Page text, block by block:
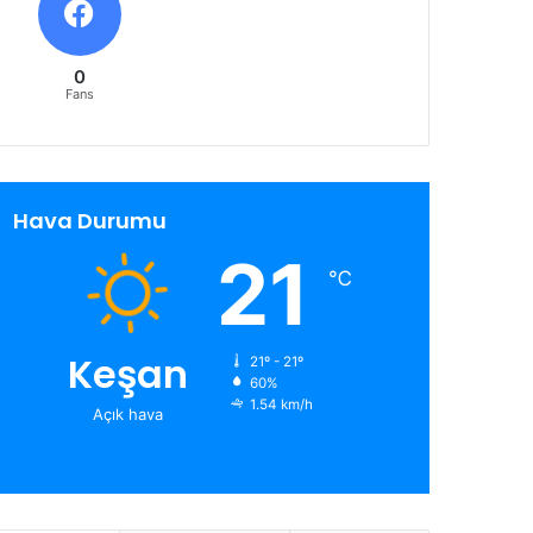
0
Fans
Hava Durumu
Keşan
Açık hava
21 ℃
21º - 21º
60%
1.54 km/h